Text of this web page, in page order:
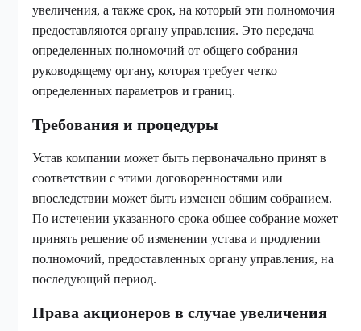
увеличения, а также срок, на который эти полномочия
предоставляются органу управления. Это передача
определенных полномочий от общего собрания
руководящему органу, которая требует четко
определенных параметров и границ.
Требования и процедуры
Устав компании может быть первоначально принят в
соответствии с этими договоренностями или
впоследствии может быть изменен общим собранием.
По истечении указанного срока общее собрание может
принять решение об изменении устава и продлении
полномочий, предоставленных органу управления, на
последующий период.
Права акционеров в случае увеличения